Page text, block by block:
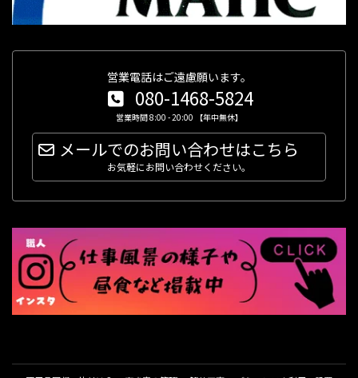
営業電話はご遠慮願います。
080-1468-5824
営業時間 8:00 - 20:00 【年中無休】
メールでのお問い合わせはこちら
お気軽にお問い合わせください。